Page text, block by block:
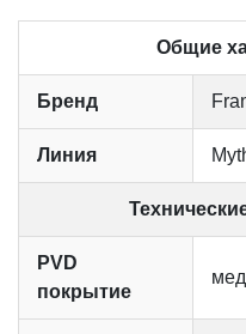
Общие
Бренд
Линия
PVD
покрытие